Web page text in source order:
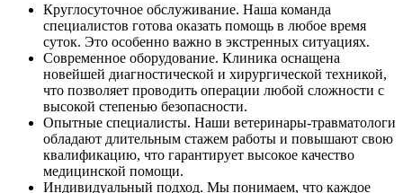
Круглосуточное обслуживание. Наша команда
специалистов готова оказать помощь в любое время
суток. Это особенно важно в экстренных ситуациях.
Современное оборудование. Клиника оснащена
новейшей диагностической и хирургической техникой,
что позволяет проводить операции любой сложности с
высокой степенью безопасности.
Опытные специалисты. Наши ветеринары-травматологи
обладают длительным стажем работы и повышают свою
квалификацию, что гарантирует высокое качество
медицинской помощи.
Индивидуальный подход. Мы понимаем, что каждое